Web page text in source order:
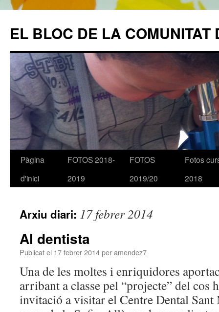
EL BLOC DE LA COMUNITAT
Vés
Pàgina
d'inici
FOTOS 2018-
2019
FOTOS
2019/20
Fotos
2018
Arxiu diari: 17 febrer 2014
Al dentista
Publicat el 17 febrer 2014peramendez7
Una de les moltes i enriquidores
arribant a classe pel “projecte” del cos
invitació a visitar el Centre Dental